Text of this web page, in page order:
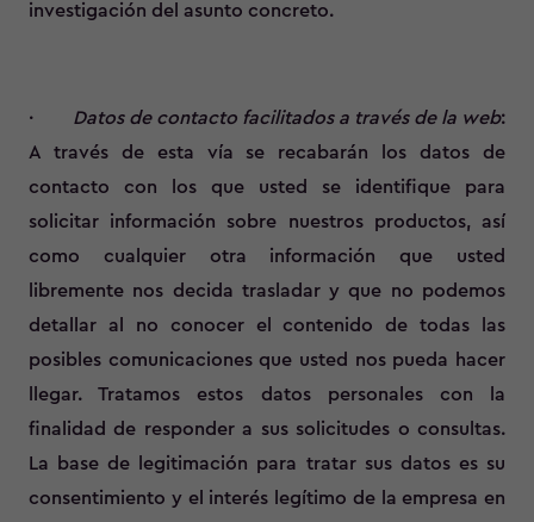
investigación del asunto concreto.
· Datos de contacto facilitados a través de la web:
A través de esta vía se recabarán los datos de
contacto con los que usted se identifique para
solicitar información sobre nuestros productos, así
como cualquier otra información que usted
libremente nos decida trasladar y que no podemos
detallar al no conocer el contenido de todas las
posibles comunicaciones que usted nos pueda hacer
llegar. Tratamos estos datos personales con la
finalidad de responder a sus solicitudes o consultas.
La base de legitimación para tratar sus datos es su
consentimiento y el interés legítimo de la empresa en